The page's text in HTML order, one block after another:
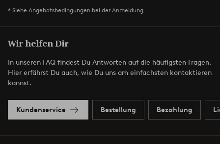
* Siehe Angebotsbedingungen bei der Anmeldung
Wir helfen Dir
In unseren FAQ findest Du Antworten auf die häufigsten Fragen.
Hier erfährst Du auch, wie Du uns am einfachsten kontaktieren
kannst.
Kundenservice Bestellung Bezahlung